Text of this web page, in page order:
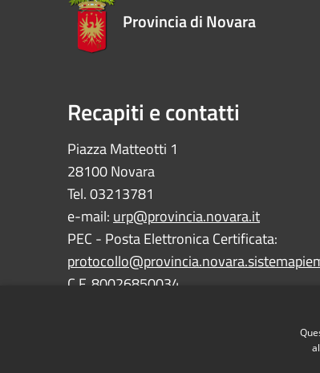
Provincia di Novara
Recapiti e contatti
Piazza Matteotti 1
28100 Novara
Tel. 03213781
e-mail: urp@provincia.novara.it
PEC - Posta Elettronica Certificata:
C.F. 80026850034